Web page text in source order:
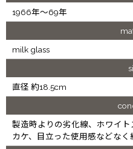
1966年～69年
milk glass
直径 約18.5cm
製造時よりの劣化線、ホワイト
カケ、目立った使用感などなく